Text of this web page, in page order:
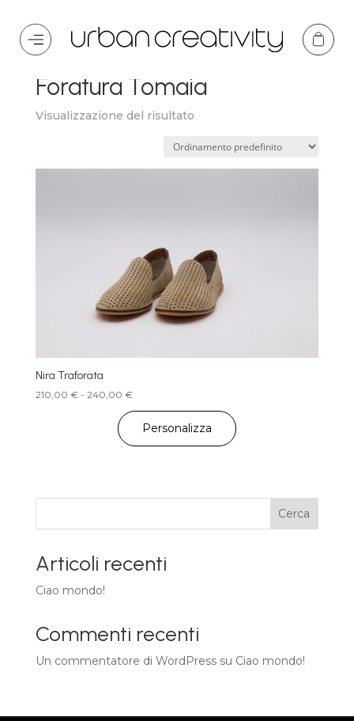
Home / Product Foratura / Foratura Tomaia
Foratura Tomaia
Visualizzazione del risultato
Nira Traforata
210,00 € - 240,00 €Fascia
di
prezzo:
Personalizza
Cerca
Articoli recenti
Ciao mondo!
Commenti recenti
Un commentatore di WordPresssu Ciao mondo!